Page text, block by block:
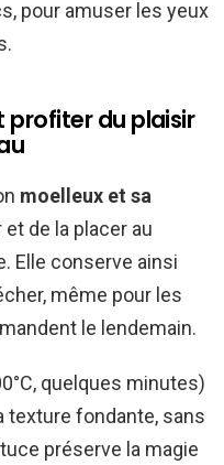
pour amuser les yeux
profiter du plaisir
moelleux et sa
de la placer au
Elle conserve ainsi
même pour les
le lendemain.
quelques minutes)
texture fondante, sans
préserve la magie